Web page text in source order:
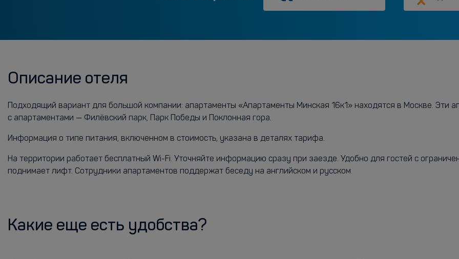
Описание отеля
Подходящий вариант для большой компании: апартаменты «Апартаменты Минская 16к1» находятся в Москве. Эти
с апартаментами — Филёвский парк, Парк Победы и Поклонная гора.
Информация о типе питания, включенном в стоимость, указана в деталях тарифа.
На территории работает бесплатный Wi-Fi. Уточняйте информацию сразу при заезде. Удобно для гостей с
поднимает лифт. Сотрудники апартаментов поддержат беседу на английском и русском.
Какие еще есть удобства?